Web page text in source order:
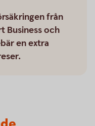
från
Business och
en extra